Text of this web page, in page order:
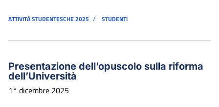
ATTIVITÀ STUDENTESCHE 2025 / STUDENTI
Presentazione dell’opuscolo sulla riforma
dell’Università
1° dicembre 2025